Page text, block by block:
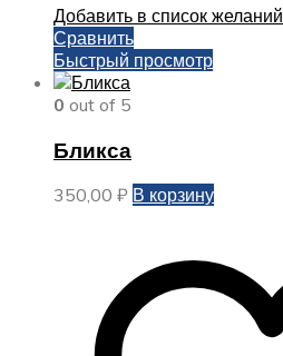
Добавить в список желаний
Сравнить
Быстрый просмотр
0 out of 5
Бликса
350,00 ₽ В корзину